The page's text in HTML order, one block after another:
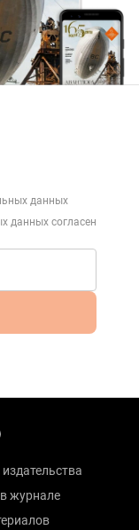
данных
данных согласен
журнале